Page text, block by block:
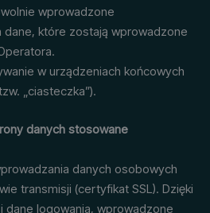
wprowadzone
dane, które zostają wprowadzone
w urządzeniach końcowych
„ciasteczka”).
danych stosowane
danych osobowych
transmisji (certyfikat SSL). Dzięki
logowania, wprowadzone